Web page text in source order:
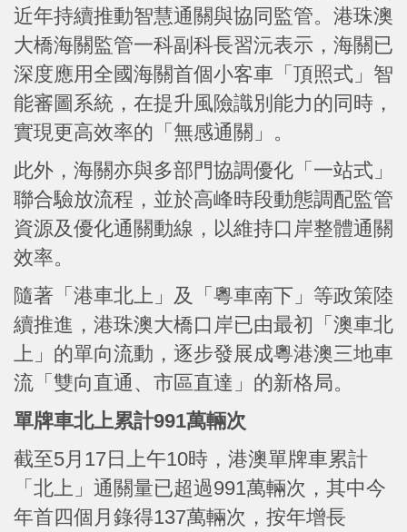
近年持續推動智慧通關與協同監管。港珠澳
大橋海關監管一科副科長習沅表示，海關已
深度應用全國海關首個小客車「頂照式」智
能審圖系統，在提升風險識別能力的同時，
實現更高效率的「無感通關」。
此外，海關亦與多部門協調優化「一站式」
聯合驗放流程，並於高峰時段動態調配監管
資源及優化通關動線，以維持口岸整體通關
效率。
隨著「港車北上」及「粵車南下」等政策陸
續推進，港珠澳大橋口岸已由最初「澳車北
上」的單向流動，逐步發展成粵港澳三地車
流「雙向直通、市區直達」的新格局。
單牌車北上累計991萬輛次
截至5月17日上午10時，港澳單牌車累計
「北上」通關量已超過991萬輛次，其中今
年首四個月錄得137萬輛次，按年增長